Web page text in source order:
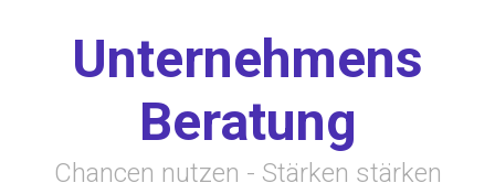
Unternehmens
Beratung
Chancen nutzen - Stärken stärken